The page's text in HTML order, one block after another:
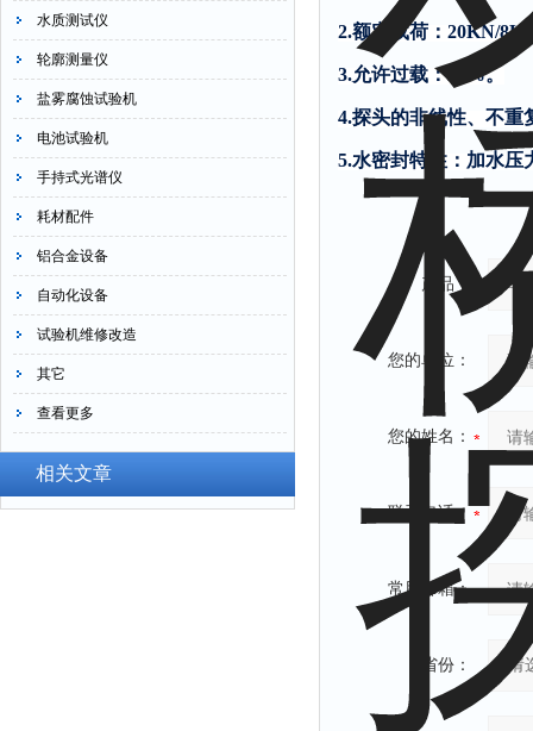
水质测试仪
轮廓测量仪
盐雾腐蚀试验机
电池试验机
手持式光谱仪
耗材配件
铝合金设备
自动化设备
试验机维修改造
其它
查看更多
相关文章
2.额定载荷： 20KN/
3.允许过载： 20%。
4.探头的非线性、不重
5.水密封特性：加水压
产品：
您的单位：
您的姓名：
联系电话：
常用邮箱：
省份：